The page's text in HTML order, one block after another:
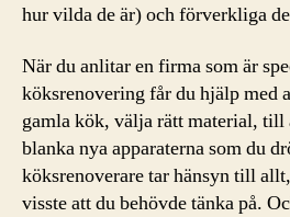
hur vilda de är) och förverkliga
När du anlitar en firma som är
köksrenovering får du hjälp med
gamla kök, välja rätt material, till
blanka nya apparaterna som du
köksrenoverare tar hänsyn till
visste att du behövde tänka på.